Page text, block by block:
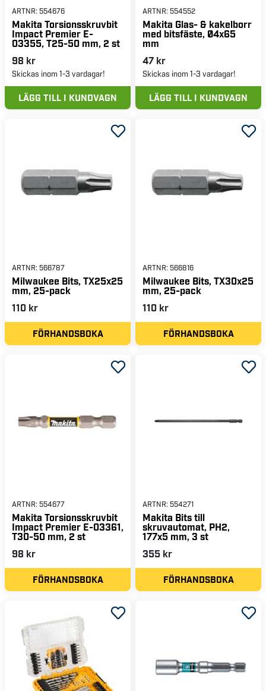
ARTNR: 554676
Makita Torsionsskruvbit
Impact Premier E-
03355, T25-50 mm, 2 st
98 kr
Skickas inom 1-3 vardagar!
LÄGG TILL I KUNDVAGN
ARTNR: 554552
Makita Glas- & kakelborr
med bitsfäste, Ø4x65
mm
47 kr
Skickas inom 1-3 vardagar!
LÄGG TILL I KUNDVAGN
ARTNR: 566787
Milwaukee Bits, TX25x25
mm, 25-pack
110 kr
FÖRHANDSBOKA
ARTNR: 566816
Milwaukee Bits, TX30x25
mm, 25-pack
110 kr
FÖRHANDSBOKA
ARTNR: 554677
Makita Torsionsskruvbit
Impact Premier E-03361,
T30-50 mm, 2 st
98 kr
FÖRHANDSBOKA
ARTNR: 554271
Makita Bits till
skruvautomat, PH2,
177x5 mm, 3 st
355 kr
FÖRHANDSBOKA